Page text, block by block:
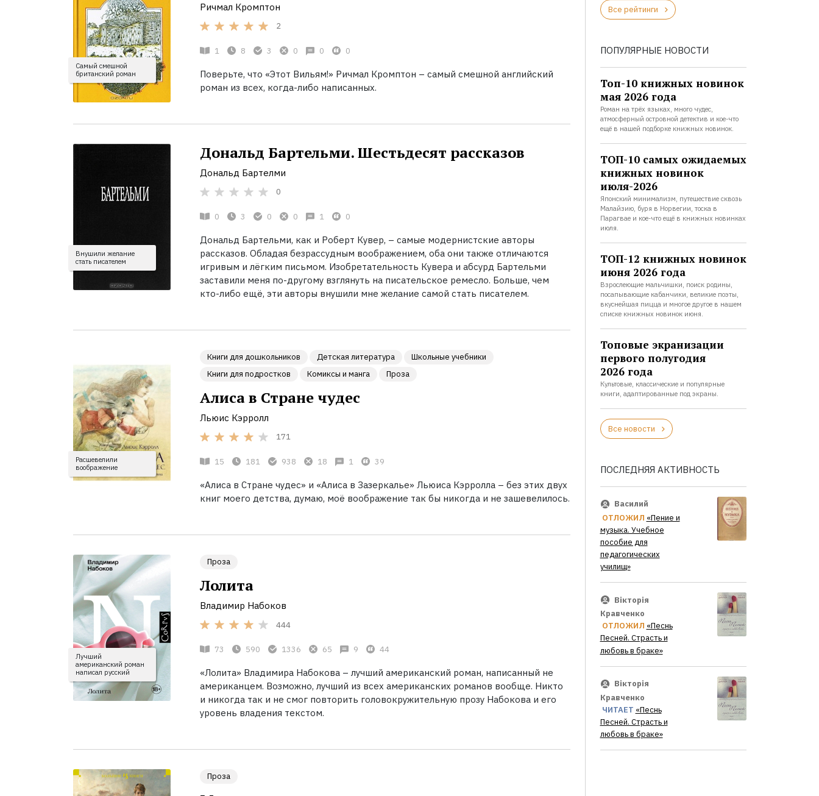
Самый смешной
британский роман
Ричмал Кромптон
2
1 8 3 0 0 0
Поверьте, что «Этот Вильям!» Ричмал Кромптон – самый смешной английский
роман из всех, когда-либо написанных.
Внушили желание
стать писателем
Дональд Бартельми. Шестьдесят рассказов
Дональд Бартелми
0
0 3 0 0 1 0
Дональд Бартельми, как и Роберт Кувер, – самые модернистские авторы
рассказов. Обладая безрассудным воображением, оба они также отличаются
игривым и лёгким письмом. Изобретательность Кувера и абсурд Бартельми
заставили меня по-другому взглянуть на писательское ремесло. Больше, чем
кто-либо ещё, эти авторы внушили мне желание самой стать писателем.
Расшевелили
воображение
Книги для дошкольников Детская литература
Школьные учебники
Книги для подростков
Комиксы и манга Проза
Алиса в Стране чудес
Льюис Кэрролл
171
15 181 938 18 1 39
«Алиса в Стране чудес» и «Алиса в Зазеркалье» Льюиса Кэрролла – без этих двух
книг моего детства, думаю, моё воображение так бы никогда и не зашевелилось.
Лучший
американский роман
написал русский
Проза
Лолита
Владимир Набоков
444
73 590 1336 65 9 44
«Лолита» Владимира Набокова – лучший американский роман, написанный не
американцем. Возможно, лучший из всех американских романов вообще. Никто
и никогда так и не смог повторить головокружительную прозу Набокова и его
уровень владения текстом.
Проза
Все рейтинги
ПОПУЛЯРНЫЕ НОВОСТИ
Топ-10 книжных новинок
мая 2026 года
Роман на трёх языках, много чудес,
атмосферный островной детектив и кое-что
ещё в нашей подборке книжных новинок.
ТОП-10 самых ожидаемых
книжных новинок
июля-2026
Японский минимализм, путешествие сквозь
Малайзию, буря в Норвегии, тоска в
Парагвае и кое-что ещё в книжных новинках
июля.
ТОП-12 книжных новинок
июня 2026 года
Взрослеющие мальчишки, поиск родины,
посапывающие кабанчики, великие поэты,
вкуснейшая пицца и многое другое в нашем
списке книжных новинок июня.
Топовые экранизации
первого полугодия
2026 года
Культовые, классические и популярные
книги, адаптированные под экраны.
Все новости
ПОСЛЕДНЯЯ АКТИВНОСТЬ
Василий
ОТЛОЖИЛ «Пение и
музыка. Учебное
пособие для
педагогических
училищ»
Вікторія
Кравченко
ОТЛОЖИЛ «Песнь
Песней. Страсть и
любовь в браке»
Вікторія
Кравченко
ЧИТАЕТ «Песнь
Песней. Страсть и
любовь в браке»